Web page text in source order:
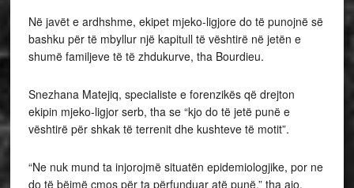
Në javët e ardhshme, ekipet mjeko-ligjore do të punojnë së
bashku për të mbyllur një kapitull të vështirë në jetën e
shumë familjeve të të zhdukurve, tha Bourdieu.
Snezhana Matejiq, specialiste e forenzikës që drejton
ekipin mjeko-ligjor serb, tha se “kjo do të jetë punë e
vështirë për shkak të terrenit dhe kushteve të motit”.
“Ne nuk mund ta injorojmë situatën epidemiologjike, por ne
do të bëjmë çmos për ta përfunduar atë punë,” tha ajo.